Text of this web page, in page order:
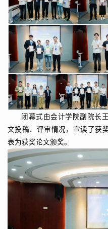
闭幕式由会计学院副院长
文投稿、评审情况，宣读了获
表为获奖论文颁奖。